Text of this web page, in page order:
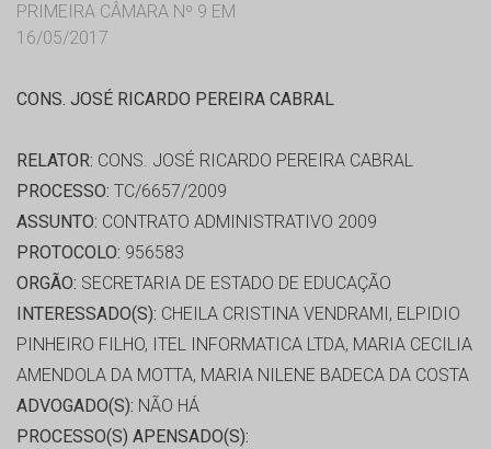
PRIMEIRA CÂMARA Nº 9 EM
16/05/2017
CONS. JOSÉ RICARDO PEREIRA CABRAL
RELATOR: CONS. JOSÉ RICARDO PEREIRA CABRAL
PROCESSO: TC/6657/2009
ASSUNTO: CONTRATO ADMINISTRATIVO 2009
PROTOCOLO: 956583
ORGÃO: SECRETARIA DE ESTADO DE EDUCAÇÃO
INTERESSADO(S): CHEILA CRISTINA VENDRAMI, ELPIDIO
PINHEIRO FILHO, ITEL INFORMATICA LTDA, MARIA CECILIA
AMENDOLA DA MOTTA, MARIA NILENE BADECA DA COSTA
ADVOGADO(S): NÃO HÁ
PROCESSO(S) APENSADO(S):